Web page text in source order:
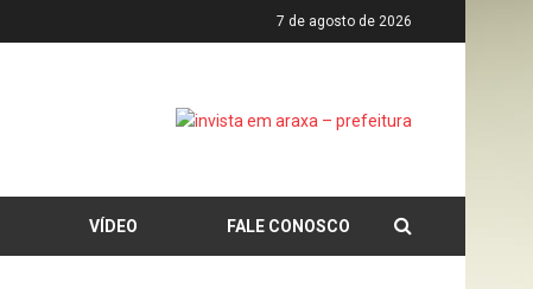
7 de agosto de 2026
VÍDEO FALE CONOSCO